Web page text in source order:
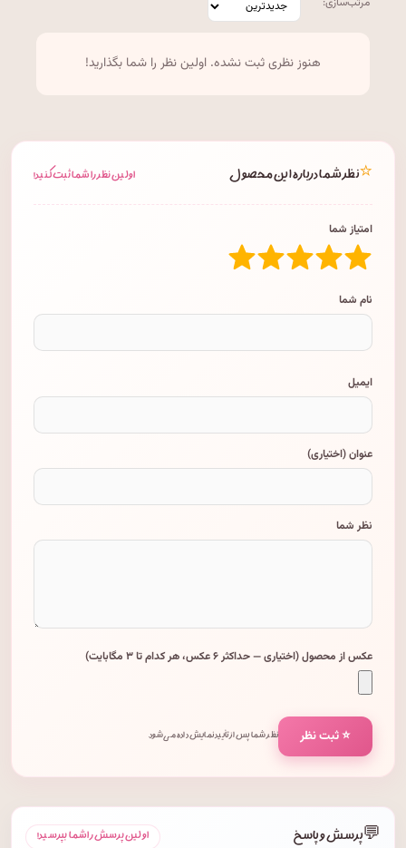
هنوز نظری ثبت نشده. اولین نظر را شما بگذارید!
⭐نظر شما درباره این محصول اولین نظر را شما ثبت کنید!
امتیاز شما
نام شما
ایمیل
عنوان (اختیاری)
نظر شما
عکس از محصول (اختیاری — حداکثر ۶ عکس، هر کدام تا ۳ مگابایت)
⭐ ثبت نظر نظر شما پس از تأیید نمایش داده می‌شود.
💬پرسش و پاسخ اولین پرسش را شما بپرسید!